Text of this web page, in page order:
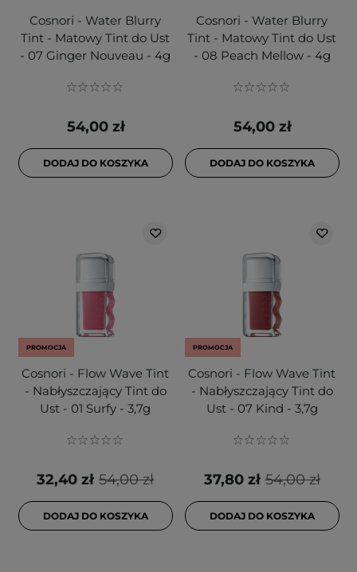
Cosnori - Water Blurry
Tint - Matowy Tint do Ust
- 07 Ginger Nouveau - 4g
54,00 zł
DODAJ DO KOSZYKA
Cosnori - Water Blurry
Tint - Matowy Tint do Ust
- 08 Peach Mellow - 4g
54,00 zł
DODAJ DO KOSZYKA
PROMOCJA
Cosnori - Flow Wave Tint
- Nabłyszczający Tint do
Ust - 01 Surfy - 3,7g
54,00 zł
32,40 zł
DODAJ DO KOSZYKA
PROMOCJA
Cosnori - Flow Wave Tint
- Nabłyszczający Tint do
Ust - 07 Kind - 3,7g
54,00 zł
37,80 zł
DODAJ DO KOSZYKA